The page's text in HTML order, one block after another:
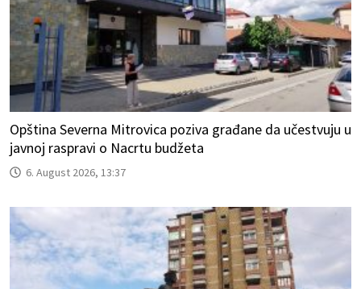
Opština Severna Mitrovica poziva građane da učestvuju u
javnoj raspravi o Nacrtu budžeta
6. August 2026, 13:37